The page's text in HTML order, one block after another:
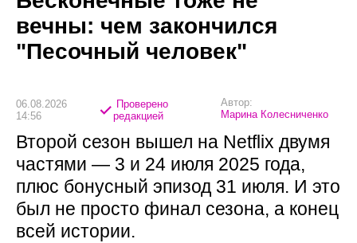
вечны: чем закончился
"Песочный человек"
06.08.2026
14:56
Проверено
редакцией
Автор:
Марина Колесниченко
Второй сезон вышел на Netflix двумя
частями — 3 и 24 июля 2025 года,
плюс бонусный эпизод 31 июля. И это
был не просто финал сезона, а конец
всей истории.